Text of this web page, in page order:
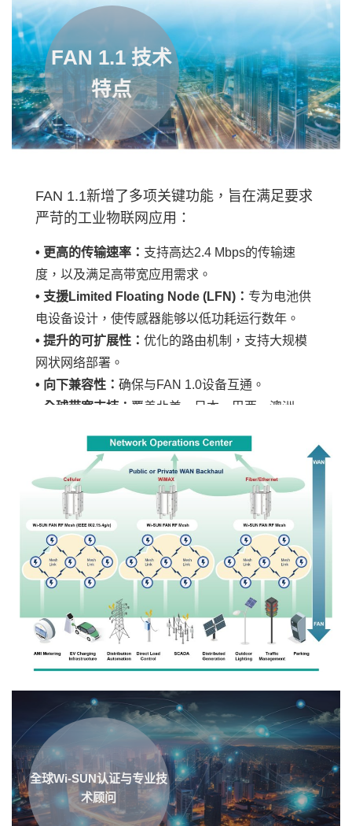
立即咨询WI-SUN FAN验证
查看每月WI-SUN标准更新
FAN 1.1 技术
特点
FAN 1.1新增了多项关键功能，旨在满足要求
严苛的工业物联网应用：
• 更高的传输速率： 支持高达2.4 Mbps的传输速
度，以及满足高带宽应用需求。
• 支援Limited Floating Node (LFN)： 专为电池供
电设备设计，使传感器能够以低功耗运行数年。
• 提升的可扩展性： 优化的路由机制，支持大规模
网状网络部署。
• 向下兼容性： 确保与FAN 1.0设备互通。
• 全球带宽支持： 覆盖北美、日本、巴西、澳洲、
全球Wi-SUN认证与专业技
术顾问